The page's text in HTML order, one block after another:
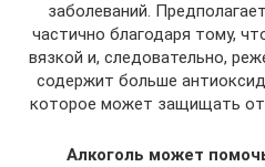
заболеваний.
частично благодаря тому,
вязкой и, следовательно,
содержит больше
которое может защищать от
Алкоголь может